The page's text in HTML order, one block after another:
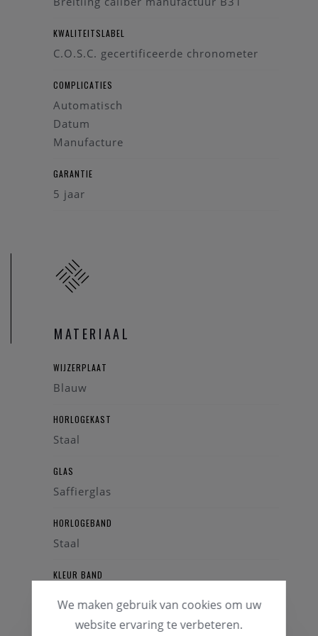
KWALITEITSLABEL
C.O.S.C. gecertificeerde chronometer
COMPLICATIES
Automatisch
Datum
Manufacture
GARANTIE
5 jaar
MATERIAAL
WIJZERPLAAT
Blauw
HORLOGEKAST
Staal
GLAS
Saffierglas
HORLOGEBAND
Staal
KLEUR BAND
We maken gebruik van cookies om uw
website ervaring te verbeteren.